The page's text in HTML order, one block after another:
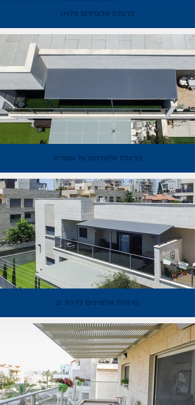
פרגולת אלומיניום תלויה
פרגולת אלומיניום על עמודים
פרגולת אלומיניום לדירת גג